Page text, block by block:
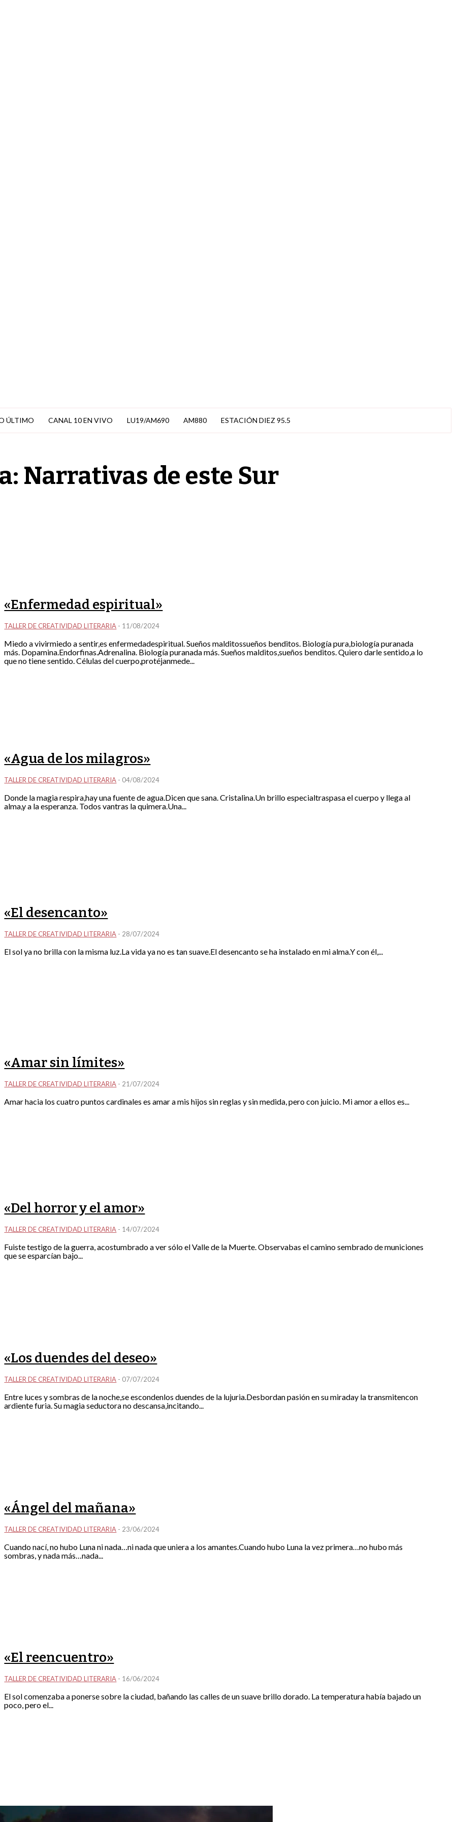
ÚLTIMO CANAL 10 EN VIVO LU19/AM690 AM880 ESTACIÓN DIEZ 95.5
Narrativas de este Sur
«Enfermedad espiritual»
TALLER DE CREATIVIDAD LITERARIA - 11/08/2024
Miedo a vivirmiedo a sentir,es enfermedadespiritual. Sueños malditossueños benditos. Biología pura,biología puranada
más. Dopamina.Endorfinas.Adrenalina. Biología puranada más. Sueños malditos,sueños benditos. Quiero darle sentido,a lo
que no tiene sentido. Células del cuerpo,protéjanmede...
«Agua de los milagros»
TALLER DE CREATIVIDAD LITERARIA - 04/08/2024
Donde la magia respira,hay una fuente de agua.Dicen que sana. Cristalina.Un brillo especialtraspasa el cuerpo y llega al
alma,y a la esperanza. Todos vantras la quimera.Una...
«El desencanto»
TALLER DE CREATIVIDAD LITERARIA - 28/07/2024
El sol ya no brilla con la misma luz.La vida ya no es tan suave.El desencanto se ha instalado en mi alma.Y con él,...
«Amar sin límites»
TALLER DE CREATIVIDAD LITERARIA - 21/07/2024
Amar hacia los cuatro puntos cardinales es amar a mis hijos sin reglas y sin medida, pero con juicio. Mi amor a ellos es...
«Del horror y el amor»
TALLER DE CREATIVIDAD LITERARIA - 14/07/2024
Fuiste testigo de la guerra, acostumbrado a ver sólo el Valle de la Muerte. Observabas el camino sembrado de municiones
que se esparcían bajo...
«Los duendes del deseo»
TALLER DE CREATIVIDAD LITERARIA - 07/07/2024
Entre luces y sombras de la noche,se escondenlos duendes de la lujuria.Desbordan pasión en su miraday la transmitencon
ardiente furia. Su magia seductora no descansa,incitando...
«Ángel del mañana»
TALLER DE CREATIVIDAD LITERARIA - 23/06/2024
Cuando nací, no hubo Luna ni nada…ni nada que uniera a los amantes.Cuando hubo Luna la vez primera…no hubo más
sombras, y nada más…nada...
«El reencuentro»
TALLER DE CREATIVIDAD LITERARIA - 16/06/2024
El sol comenzaba a ponerse sobre la ciudad, bañando las calles de un suave brillo dorado. La temperatura había bajado un
poco, pero el...